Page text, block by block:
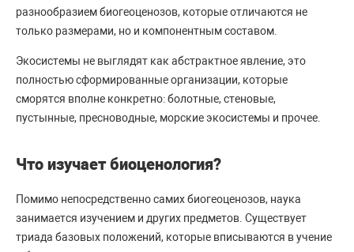
разнообразием биогеоценозов, которые отличаются не
только размерами, но и компонентным составом.
Экосистемы не выглядят как абстрактное явление, это
полностью сформированные организации, которые
сморятся вполне конкретно: болотные, стеновые,
пустынные, пресноводные, морские экосистемы и прочее.
Что изучает биоценология?
Помимо непосредственно самих биогеоценозов, наука
занимается изучением и других предметов. Существует
триада базовых положений, которые вписываются в учение